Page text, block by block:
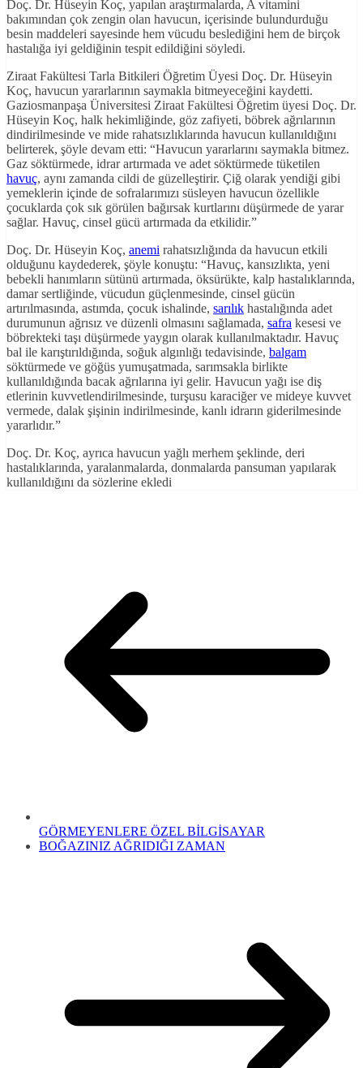
Doç. Dr. Hüseyin Koç, yapılan araştırmalarda, A vitamini
bakımından çok zengin olan havucun, içerisinde bulundurduğu
besin maddeleri sayesinde hem vücudu beslediğini hem de birçok
hastalığa iyi geldiğinin tespit edildiğini söyledi.
Ziraat Fakültesi Tarla Bitkileri Öğretim Üyesi Doç. Dr. Hüseyin
Koç, havucun yararlarının saymakla bitmeyeceğini kaydetti.
Gaziosmanpaşa Üniversitesi Ziraat Fakültesi Öğretim üyesi Doç. Dr.
Hüseyin Koç, halk hekimliğinde, göz zafiyeti, böbrek ağrılarının
dindirilmesinde ve mide rahatsızlıklarında havucun kullanıldığını
belirterek, şöyle devam etti: “Havucun yararlarını saymakla bitmez.
Gaz söktürmede, idrar artırmada ve adet söktürmede tüketilen
havuç, aynı zamanda cildi de güzelleştirir. Çiğ olarak yendiği gibi
yemeklerin içinde de sofralarımızı süsleyen havucun özellikle
çocuklarda çok sık görülen bağırsak kurtlarını düşürmede de yarar
sağlar. Havuç, cinsel gücü artırmada da etkilidir.”
Doç. Dr. Hüseyin Koç, anemi rahatsızlığında da havucun etkili
olduğunu kaydederek, şöyle konuştu: “Havuç, kansızlıkta, yeni
bebekli hanımların sütünü artırmada, öksürükte, kalp hastalıklarında,
damar sertliğinde, vücudun güçlenmesinde, cinsel gücün
artırılmasında, astımda, çocuk ishalinde, sarılık hastalığında adet
durumunun ağrısız ve düzenli olmasını sağlamada, safra kesesi ve
böbrekteki taşı düşürmede yaygın olarak kullanılmaktadır. Havuç
bal ile karıştırıldığında, soğuk algınlığı tedavisinde, balgam
söktürmede ve göğüs yumuşatmada, sarımsakla birlikte
kullanıldığında bacak ağrılarına iyi gelir. Havucun yağı ise diş
etlerinin kuvvetlendirilmesinde, turşusu karaciğer ve mideye kuvvet
vermede, dalak şişinin indirilmesinde, kanlı idrarın giderilmesinde
yararlıdır.”
Doç. Dr. Koç, ayrıca havucun yağlı merhem şeklinde, deri
hastalıklarında, yaralanmalarda, donmalarda pansuman yapılarak
kullanıldığını da sözlerine ekledi
GÖRMEYENLERE ÖZEL BİLGİSAYAR
BOĞAZINIZ AĞRIDIĞI ZAMAN